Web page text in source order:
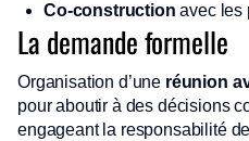
Co-construction avec les
La demande formelle
Organisation d’une réunion
pour aboutir à des décisions
engageant la responsabilité